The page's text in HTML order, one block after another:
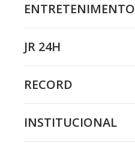
ENTRETENIMENTO
JR 24H
RECORD
INSTITUCIONAL